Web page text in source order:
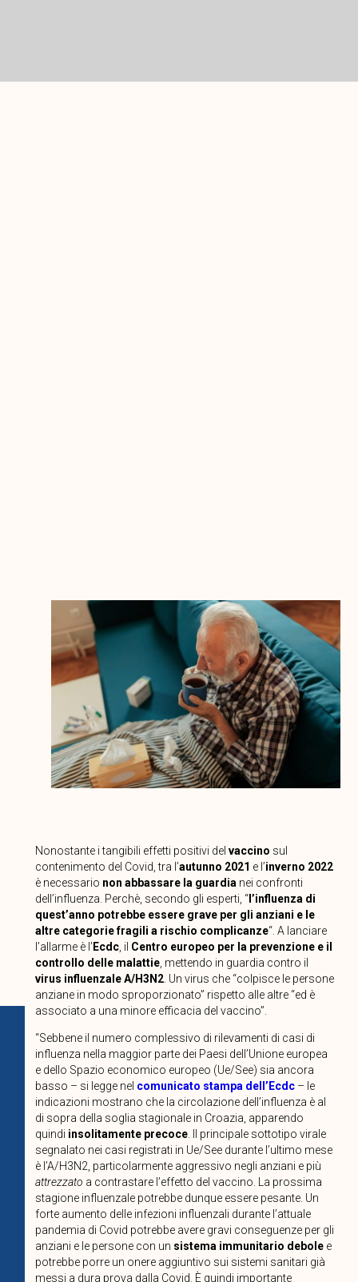
Nonostante i tangibili effetti positivi del vaccino sul
contenimento del Covid, tra l’autunno 2021 e l’inverno 2022
è necessario non abbassare la guardia nei confronti
dell’influenza. Perchè, secondo gli esperti, “l’influenza di
quest’anno potrebbe essere grave per gli anziani e le
altre categorie fragili a rischio complicanze“. A lanciare
l’allarme è l’ Ecdc, il Centro europeo per la prevenzione e il
controllo delle malattie, mettendo in guardia contro il
virus influenzale A/H3N2. Un virus che “colpisce le persone
anziane in modo sproporzionato” rispetto alle altre “ed è
associato a una minore efficacia del vaccino”.
“Sebbene il numero complessivo di rilevamenti di casi di
influenza nella maggior parte dei Paesi dell’Unione europea
e dello Spazio economico europeo (Ue/See) sia ancora
basso – si legge nel comunicato stampa dell’Ecdc– le
indicazioni mostrano che la circolazione dell’influenza è al
di sopra della soglia stagionale in Croazia, apparendo
quindi insolitamente precoce. Il principale sottotipo virale
segnalato nei casi registrati in Ue/See durante l’ultimo mese
è l’A/H3N2, particolarmente aggressivo negli anziani e più
attrezzato a contrastare l’effetto del vaccino. La prossima
stagione influenzale potrebbe dunque essere pesante. Un
forte aumento delle infezioni influenzali durante l’attuale
pandemia di Covid potrebbe avere gravi conseguenze per gli
anziani e le persone con un sistema immunitario debolee
potrebbe porre un onere aggiuntivo sui sistemi sanitari già
messi a dura prova dalla Covid. È quindi importante